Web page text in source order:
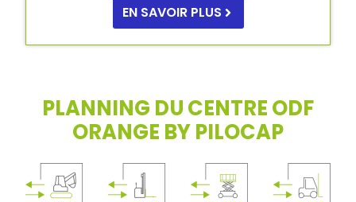
EN SAVOIR PLUS
PLANNING DU CENTRE ODF
ORANGE BY PILOCAP